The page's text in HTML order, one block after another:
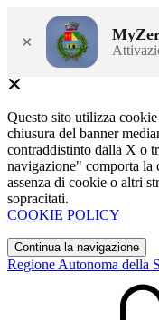
×
Questo sito utilizza
chiusura del banner
contraddistinto dalla X o
navigazione" comporta la
assenza di cookie o altri
sopracitati.
COOKIE POLICY
Continua la navigazione
Regione Autonoma della